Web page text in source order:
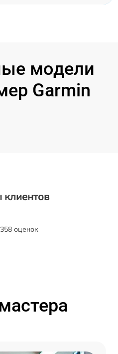
модели
Garmin
оценок